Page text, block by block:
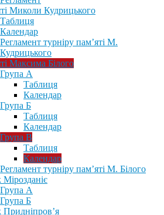
Миколи Кудрицького
Таблиця
Календар
Регламент турніру пам’яті М.
Кудрицького
Максима Білого
Група А
Таблиця
Календар
Група Б
Таблиця
Календар
Група В
Таблиця
Календар
Регламент турніру пам’яті М. Білого
Група А
Група Б
Придніпров’я